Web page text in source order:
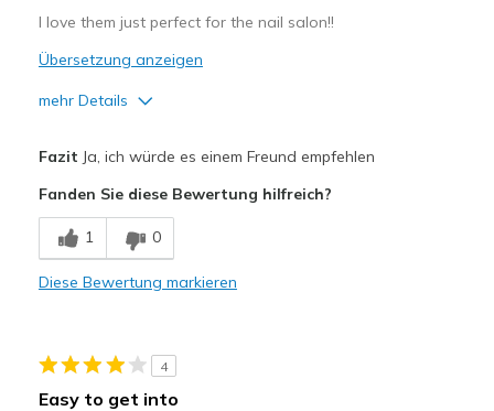
I love them just perfect for the nail salon!!
Übersetzung anzeigen
mehr Details
Comfortable
Stylish
Going Out
Fazit Ja, ich würde es einem Freund empfehlen
Fanden Sie diese Bewertung hilfreich?
1 0
Diese Bewertung markieren
4
Easy to get into